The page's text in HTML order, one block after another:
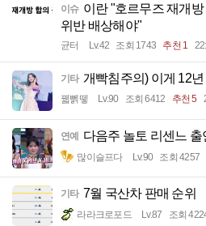
이슈 이란 "호르무즈 재개방
위반 배상해야"
균터 Lv.42 조회 1743 추천 1
기타 개빡침주의) 이게 12년
꿻뻵뗗 Lv.90 조회 6412 추천 5
연예 다음주 놀토 리센느 출
많이슬프다 Lv.90 조회 4257
기타 7월 국산차 판매 순위
라라크로포드 Lv.87 조회